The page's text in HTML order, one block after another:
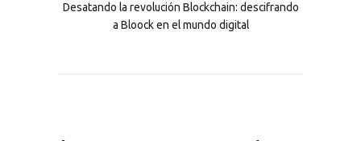
Desatando la revolución Blockchain: descifrando
a Bloock en el mundo digital